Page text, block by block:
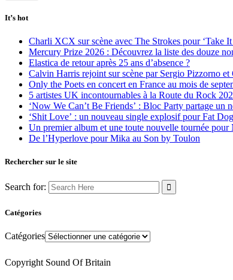
It’s hot
Charli XCX sur scène avec The Strokes pour ‘Take
Mercury Prize 2026 : Découvrez la liste des douze
Elastica de retour après 25 ans d’absence ?
Calvin Harris rejoint sur scène par Sergio Pizzorno et
Only the Poets en concert en France au mois de
5 artistes UK incontournables à la Route du Rock
‘Now We Can’t Be Friends’ : Bloc Party partage un
‘Shit Love’ : un nouveau single explosif pour Fat Dog
Un premier album et une toute nouvelle tournée pour
De l’Hyperlove pour Mika au Son by Toulon
Rechercher sur le site
Search for:
Catégories
Catégories
Copyright Sound Of Britain